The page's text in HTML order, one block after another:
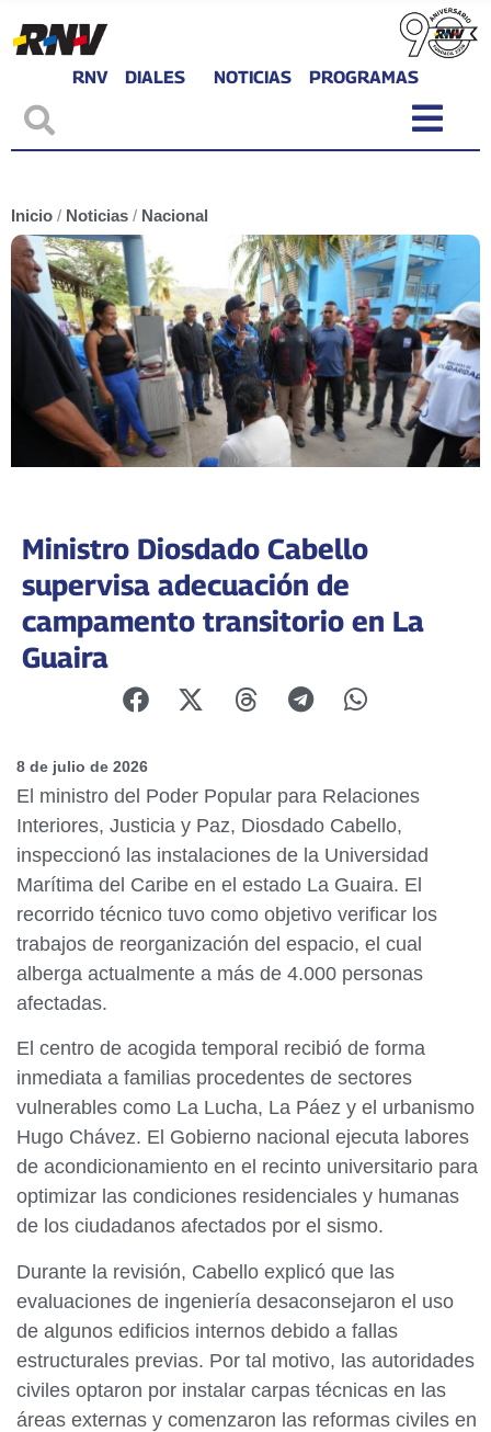
RNV DIALES NOTICIAS PROGRAMAS
Inicio / Noticias / Nacional
Ministro Diosdado Cabello
supervisa adecuación de
campamento transitorio en La
Guaira
8 de julio de 2026
El ministro del Poder Popular para Relaciones
Interiores, Justicia y Paz, Diosdado Cabello,
inspeccionó las instalaciones de la Universidad
Marítima del Caribe en el estado La Guaira. El
recorrido técnico tuvo como objetivo verificar los
trabajos de reorganización del espacio, el cual
alberga actualmente a más de 4.000 personas
afectadas.
El centro de acogida temporal recibió de forma
inmediata a familias procedentes de sectores
vulnerables como La Lucha, La Páez y el urbanismo
Hugo Chávez. El Gobierno nacional ejecuta labores
de acondicionamiento en el recinto universitario para
optimizar las condiciones residenciales y humanas
de los ciudadanos afectados por el sismo.
Durante la revisión, Cabello explicó que las
evaluaciones de ingeniería desaconsejaron el uso
de algunos edificios internos debido a fallas
estructurales previas. Por tal motivo, las autoridades
civiles optaron por instalar carpas técnicas en las
áreas externas y comenzaron las reformas civiles en